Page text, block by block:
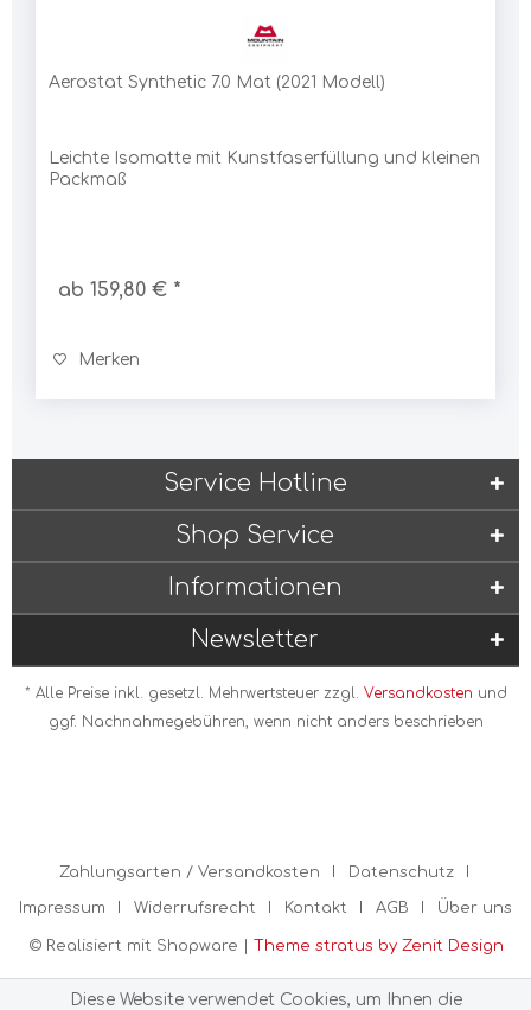
Aerostat Synthetic 7.0 Mat (2021 Modell)
Leichte Isomatte mit Kunstfaserfüllung und kleinen
Packmaß
ab 159,80 € *
Merken
Service Hotline
Shop Service
Informationen
Newsletter
* Alle Preise inkl. gesetzl. Mehrwertsteuer zzgl. Versandkosten und
ggf. Nachnahmegebühren, wenn nicht anders beschrieben
Zahlungsarten / Versandkosten Datenschutz
Impressum Widerrufsrecht Kontakt AGB Über uns
© Realisiert mit Shopware | Theme stratus by Zenit Design
Diese Website verwendet Cookies, um Ihnen die